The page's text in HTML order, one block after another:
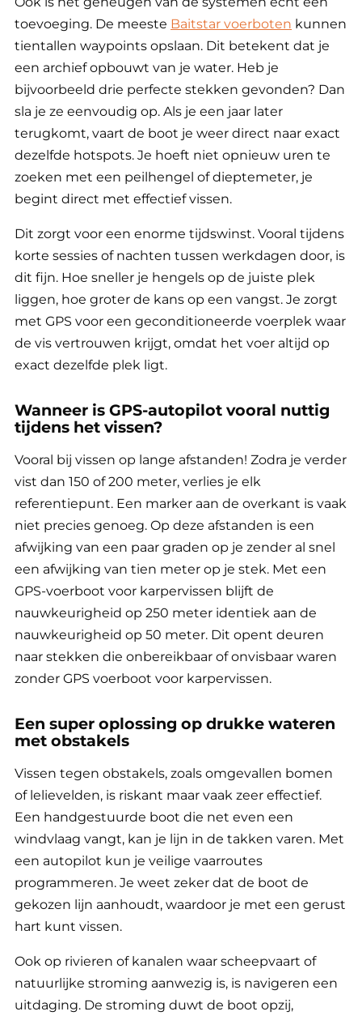
toevoeging. De meeste Baitstar voerboten kunnen
tientallen waypoints opslaan. Dit betekent dat je
een archief opbouwt van je water. Heb je
bijvoorbeeld drie perfecte stekken gevonden? Dan
sla je ze eenvoudig op. Als je een jaar later
terugkomt, vaart de boot je weer direct naar exact
dezelfde hotspots. Je hoeft niet opnieuw uren te
zoeken met een peilhengel of dieptemeter, je
begint direct met effectief vissen.
Dit zorgt voor een enorme tijdswinst. Vooral tijdens
korte sessies of nachten tussen werkdagen door, is
dit fijn. Hoe sneller je hengels op de juiste plek
liggen, hoe groter de kans op een vangst. Je zorgt
met GPS voor een geconditioneerde voerplek waar
de vis vertrouwen krijgt, omdat het voer altijd op
exact dezelfde plek ligt.
Wanneer is GPS-autopilot vooral nuttig
tijdens het vissen?
Vooral bij vissen op lange afstanden! Zodra je verder
vist dan 150 of 200 meter, verlies je elk
referentiepunt. Een marker aan de overkant is vaak
niet precies genoeg. Op deze afstanden is een
afwijking van een paar graden op je zender al snel
een afwijking van tien meter op je stek. Met een
GPS-voerboot voor karpervissen blijft de
nauwkeurigheid op 250 meter identiek aan de
nauwkeurigheid op 50 meter. Dit opent deuren
naar stekken die onbereikbaar of onvisbaar waren
zonder GPS voerboot voor karpervissen.
Een super oplossing op drukke wateren
met obstakels
Vissen tegen obstakels, zoals omgevallen bomen
of lelievelden, is riskant maar vaak zeer effectief.
Een handgestuurde boot die net even een
windvlaag vangt, kan je lijn in de takken varen. Met
een autopilot kun je veilige vaarroutes
programmeren. Je weet zeker dat de boot de
gekozen lijn aanhoudt, waardoor je met een gerust
hart kunt vissen.
Ook op rivieren of kanalen waar scheepvaart of
natuurlijke stroming aanwezig is, is navigeren een
uitdaging. De stroming duwt de boot opzij,